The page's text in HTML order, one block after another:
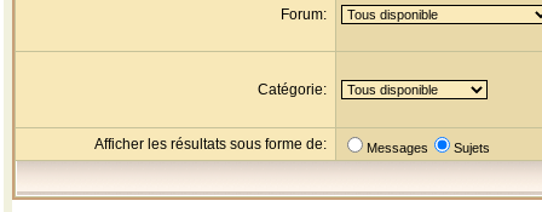
Forum:
Catégorie:
Afficher les résultats sous forme de: Messages Sujets